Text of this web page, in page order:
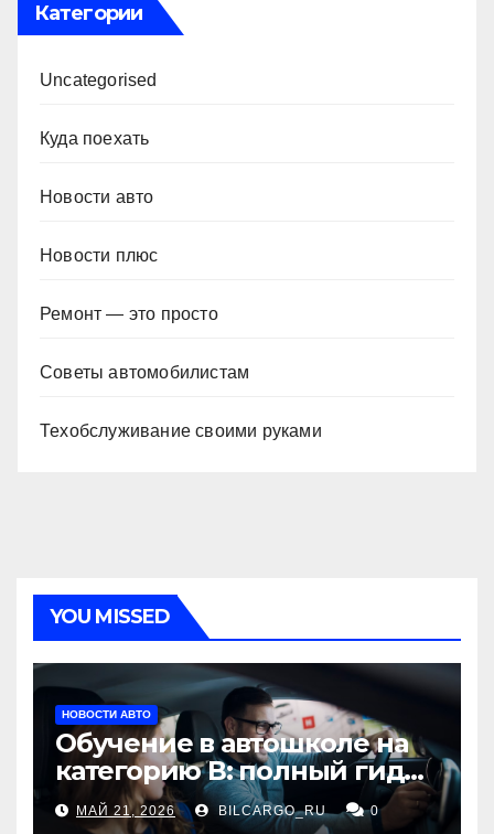
Категории
Uncategorised
Куда поехать
Новости авто
Новости плюс
Ремонт — это просто
Советы автомобилистам
Техобслуживание своими руками
YOU MISSED
НОВОСТИ АВТО
Обучение в автошколе на
категорию В: полный гид
для будущих водителей
МАЙ 21, 2026 BILCARGO_RU 0